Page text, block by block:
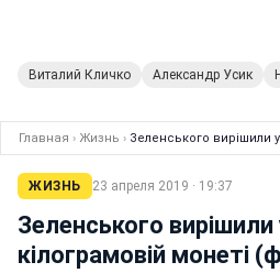
Виталий Кличко Александр Усик
Главная › Жизнь › Зеленського вирішили
ЖИЗНЬ 23 апреля 2019 · 19:37
Зеленського вирішили
кілограмовій монеті